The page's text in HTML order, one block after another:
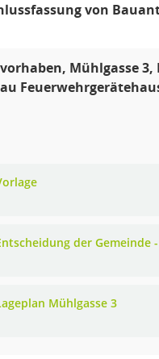
von
Mühlgasse 3,
der Gemeinde
Mühlgasse 3